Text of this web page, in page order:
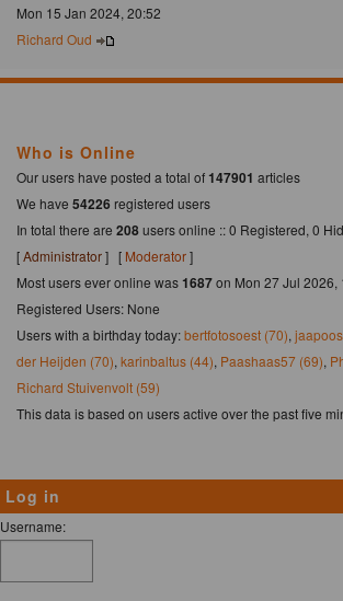
Mon 15 Jan 2024, 20:52
Richard Oud
Who is Online
Our users have posted a total of147901 articles
We have 54226 registered users
In total there are 208users online :: 0 Registered, 0
[Administrator] [ Moderator]
Most users ever online was1687on Mon 27 Jul 2026,
Registered Users: None
Users with a birthday today:bertfotosoest (70),
der Heijden (70), karinbaltus (44), Paashaas57 (69),
Richard Stuivenvolt (59)
This data is based on users active over the past five
Log in
Username: